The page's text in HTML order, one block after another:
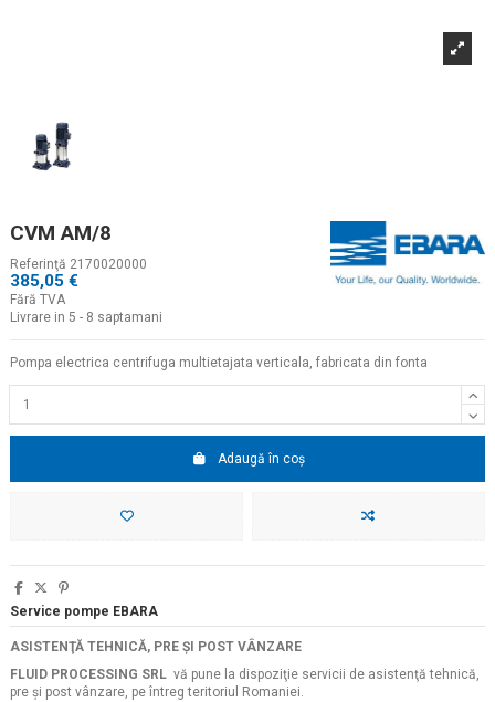
CVM AM/8
Referinţă 2170020000
385,05 €
Fără TVA
Livrare in 5 - 8 saptamani
Pompa electrica centrifuga multietajata verticala, fabricata din fonta
Adaugă în coș
Service pompe EBARA
ASISTENŢĂ TEHNICĂ, PRE ŞI POST VÂNZARE
FLUID PROCESSING SRL vă pune la dispoziţie servicii de asistenţă tehnică,
pre şi post vânzare, pe întreg teritoriul Romaniei.